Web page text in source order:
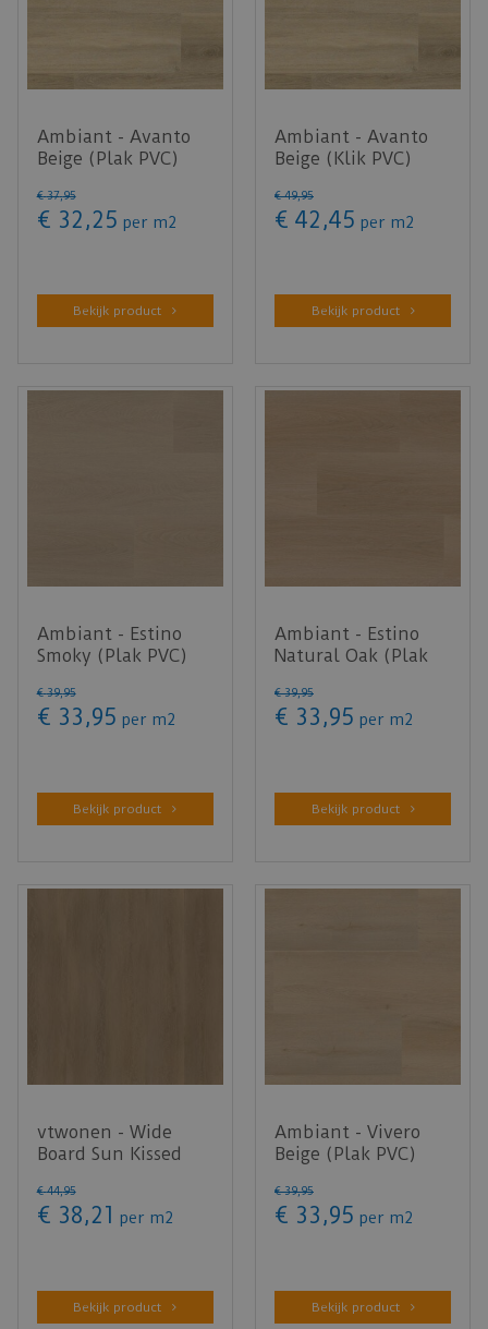
Ambiant - Avanto
Beige (Plak PVC)
€ 37,95
€ 32 ,25 per m2
Bekijk product
Ambiant - Avanto
Beige (Klik PVC)
€ 49,95
€ 42 ,45 per m2
Bekijk product
Ambiant - Estino
Smoky (Plak PVC)
€ 39,95
€ 33 ,95 per m2
Bekijk product
Ambiant - Estino
Natural Oak (Plak
€ 39,95
€ 33 ,95 per m2
Bekijk product
vtwonen - Wide
Board Sun Kissed
€ 44,95
€ 38,21 per m2
Bekijk product
Ambiant - Vivero
Beige (Plak PVC)
€ 39,95
€ 33 ,95 per m2
Bekijk product